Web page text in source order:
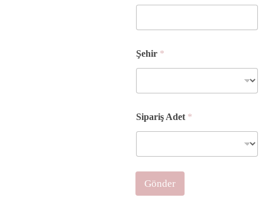
Şehir *
i
p
ş
e
Sipariş Adet *
Gönder